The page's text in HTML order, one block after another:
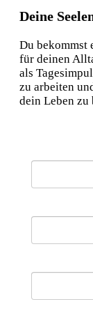
Deine
Du bekommst
für deinen
als
zu arbeiten
dein Leben zu